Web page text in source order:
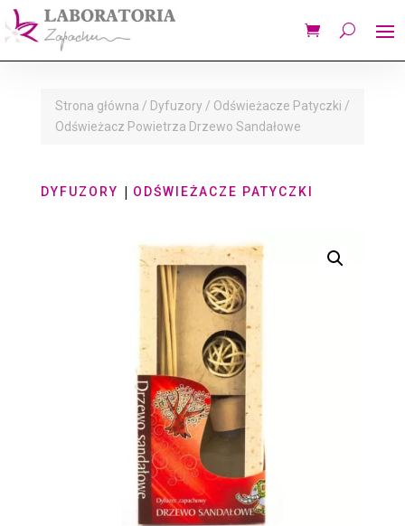
Strona główna / Dyfuzory / Odświeżacze Patyczki /
Odświeżacz Powietrza Drzewo Sandałowe
DYFUZORY | ODŚWIEŻACZE PATYCZKI